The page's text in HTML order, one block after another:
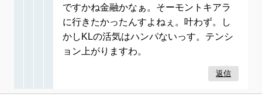
ですかね金融かなぁ。そーモントキアラ
に行きたかったんすよねぇ。叶わず。し
かしKLの活気はハンパないっす。テンシ
ョン上がりますわ。
返信